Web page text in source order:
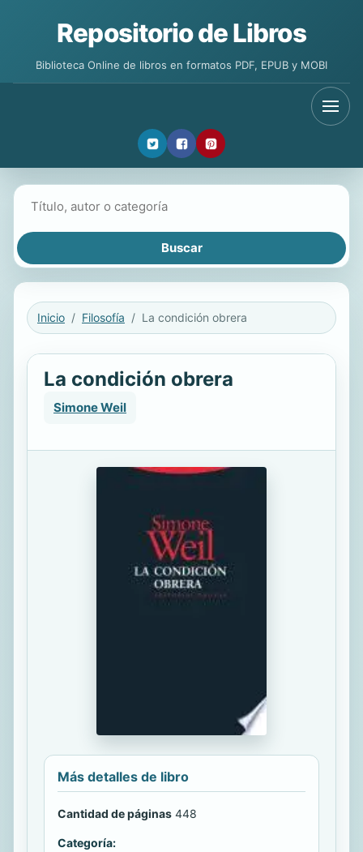
Repositorio de Libros
Biblioteca Online de libros en formatos PDF, EPUB y MOBI
Inicio Filosofía La condición obrera
La condición obrera
Simone Weil
Más detalles de libro
Cantidad de páginas 448
Categoría: